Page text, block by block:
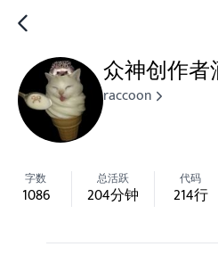
众神创作者
raccoon
字数
1086
总活跃
204分钟
代码
214行